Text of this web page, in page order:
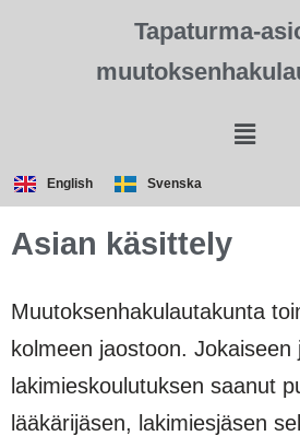
Tapaturma-
English Svenska
Asian käsittely
Muutoksenhakulautakunta
kolmeen jaostoon. Jokaiseen
lakimieskoulutuksen saanut
lääkärijäsen, lakimiesjäsen